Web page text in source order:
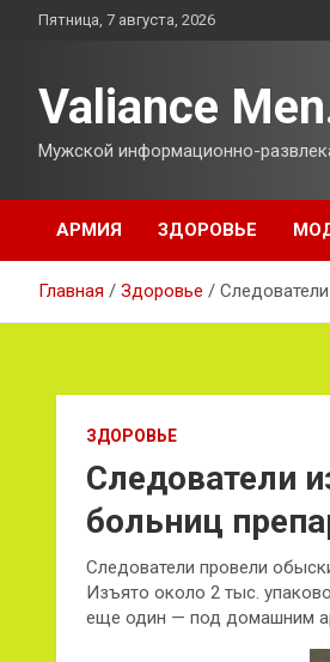
ПерейтиПятница, 7 августа, 2026
Valiance
Мужской информационно-
АРМИЯ ЗДОРОВЬЕ
Главная Здоровье
ЗДОРОВЬЕ
Следователи
больниц
Следователи провели
Изъято около 2 тыс.
еще один — под домашним